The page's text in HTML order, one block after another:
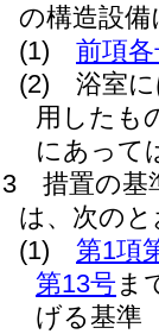
の構造設
(1)
前項
(2)
浴室
用したも
にあって
3
措置の基
は、次の
(1)
第1項
第13号ま
げる基準